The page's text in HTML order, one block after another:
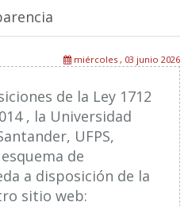
miércoles , 03 junio 2026
de la Ley 1712
, la Universidad
UFPS,
de
a disposición de la
sitio web: